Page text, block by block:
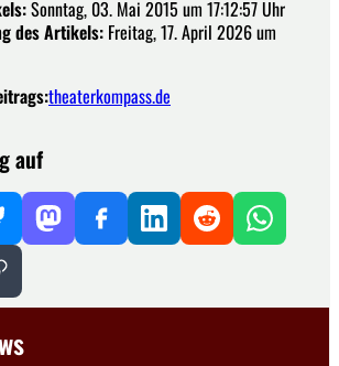
Sonntag, 03. Mai 2015 um 17:12:57 Uhr
des Artikels: Freitag, 17. April 2026 um
theaterkompass.de
auf